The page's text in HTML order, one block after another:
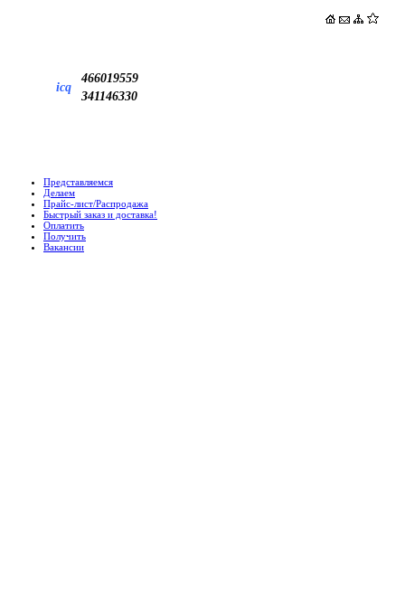
icq
466019559
341146330
Представляемся
Делаем
Прайс-лист/Распродажа
Быстрый заказ и доставка!
Оплатить
Получить
Вакансии